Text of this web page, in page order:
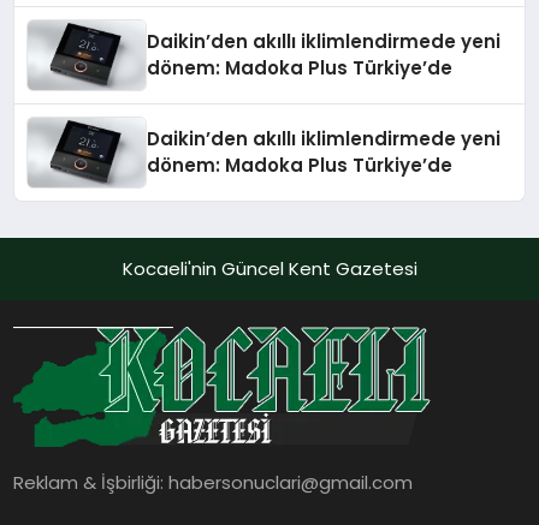
Daikin’den akıllı iklimlendirmede yeni
dönem: Madoka Plus Türkiye’de
Daikin’den akıllı iklimlendirmede yeni
dönem: Madoka Plus Türkiye’de
Kocaeli'nin Güncel Kent Gazetesi
Reklam & İşbirliği:habersonuclari@gmail.com